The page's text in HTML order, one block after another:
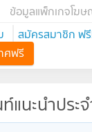
ข้อมูลแพ็กเกจโฆ
สมัครสมาชิก ฟ
ศฟรี
ท์แนะนำประ